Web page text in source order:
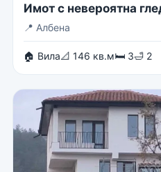
Имот с невероятна
📍 Албена
🏠 Вила📐 146 кв.м🛏 3🛁 2